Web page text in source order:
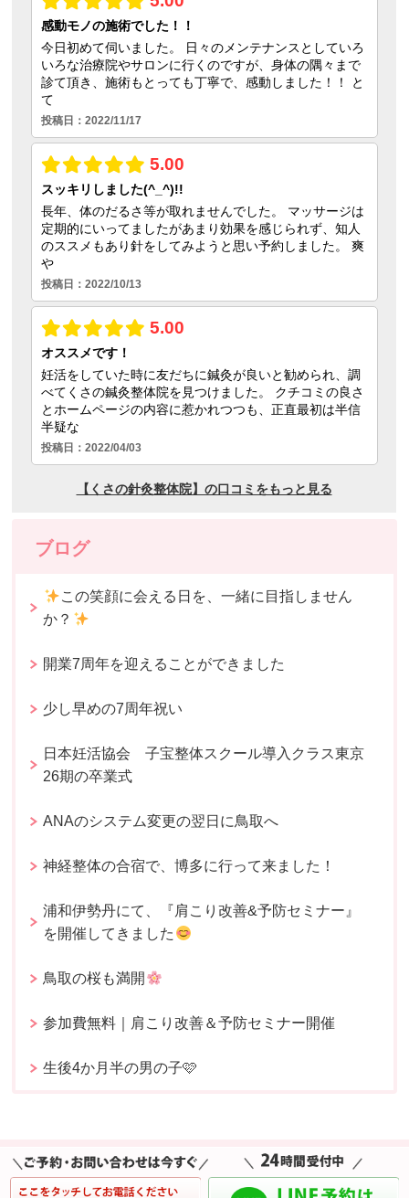
ブログ
この笑顔に会える日を、一緒に目指しません
か？
開業7周年を迎えることができました
少し早めの7周年祝い
日本妊活協会 子宝整体スクール導入クラス東京
26期の卒業式
ANAのシステム変更の翌日に鳥取へ
神経整体の合宿で、博多に行って来ました！
浦和伊勢丹にて、『肩こり改善&予防セミナー』
を開催してきました
鳥取の桜も満開
参加費無料｜肩こり改善＆予防セミナー開催
生後4か月半の男の子🩷